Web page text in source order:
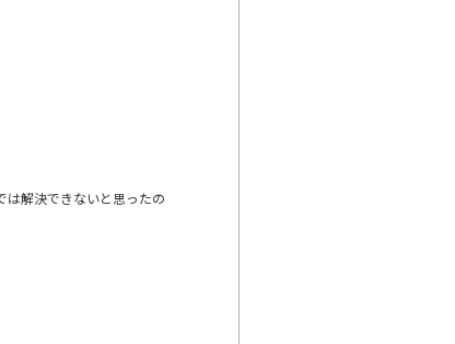
は解決できないと思ったの